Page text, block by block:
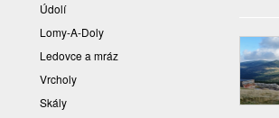
Údolí
Lomy-A-Doly
Ledovce a mráz
Vrcholy
Skály